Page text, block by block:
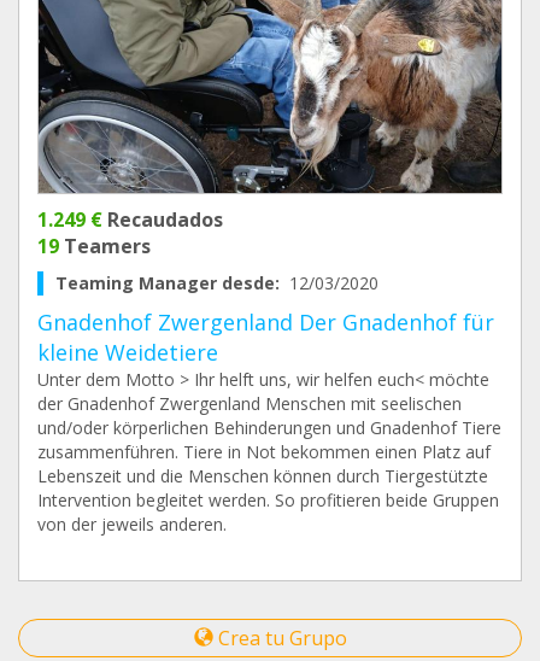
1.249 € Recaudados
19 Teamers
Teaming Manager desde: 12/03/2020
Gnadenhof Zwergenland Der Gnadenhof für
kleine Weidetiere
Unter dem Motto > Ihr helft uns, wir helfen euch< möchte
der Gnadenhof Zwergenland Menschen mit seelischen
und/oder körperlichen Behinderungen und Gnadenhof Tiere
zusammenführen. Tiere in Not bekommen einen Platz auf
Lebenszeit und die Menschen können durch Tiergestützte
Intervention begleitet werden. So profitieren beide Gruppen
von der jeweils anderen.
Crea tu Grupo